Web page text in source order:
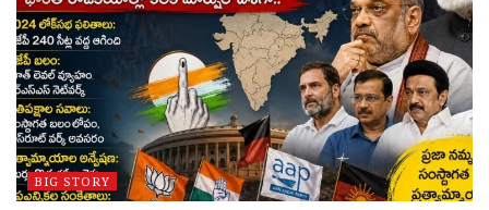
BIG STORY